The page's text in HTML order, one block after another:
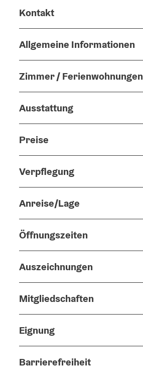
Kontakt
Allgemeine Informationen
Zimmer / Ferienwohnungen
Ausstattung
Preise
Verpflegung
Anreise/Lage
Öffnungszeiten
Auszeichnungen
Mitgliedschaften
Eignung
Barrierefreiheit